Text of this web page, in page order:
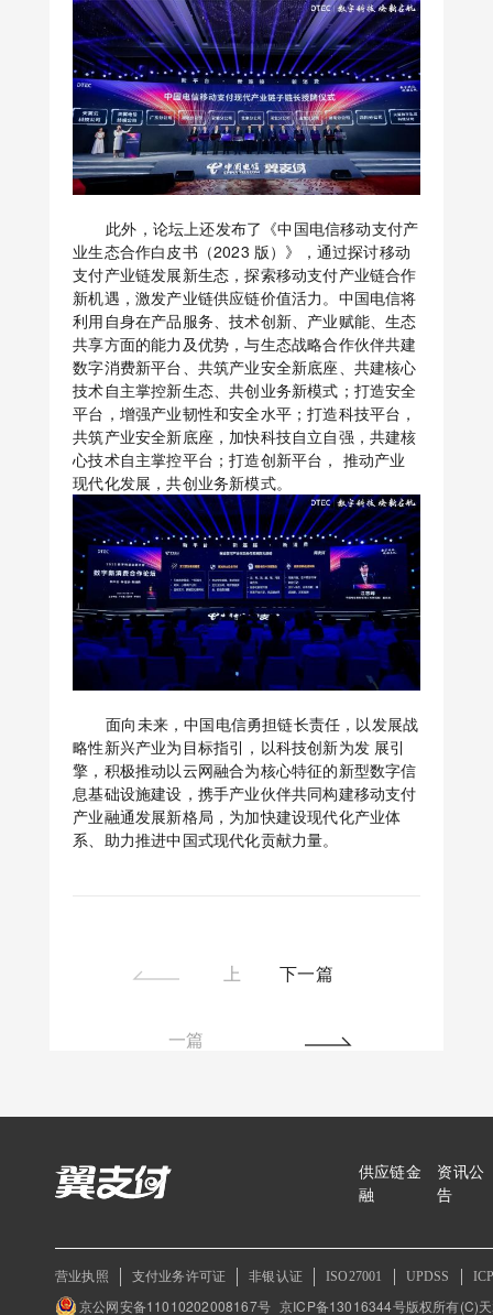
此外，论坛上还发布了《中国电信移动支付产
业生态合作白皮书（2023 版）》，通过探讨移动
支付产业链发展新生态，探索移动支付产业链合作
新机遇，激发产业链供应链价值活力。中国电信将
利用自身在产品服务、技术创新、产业赋能、生态
共享方面的能力及优势，与生态战略合作伙伴共建
数字消费新平台、共筑产业安全新底座、共建核心
技术自主掌控新生态、共创业务新模式；打造安全
平台，增强产业韧性和安全水平；打造科技平台，
共筑产业安全新底座，加快科技自立自强，共建核
心技术自主掌控平台；打造创新平台， 推动产业
现代化发展，共创业务新模式。
面向未来，中国电信勇担链长责任，以发展战
略性新兴产业为目标指引，以科技创新为发 展引
擎，积极推动以云网融合为核心特征的新型数字信
息基础设施建设，携手产业伙伴共同构建移动支付
产业融通发展新格局，为加快建设现代化产业体
系、助力推进中国式现代化贡献力量。
上
一篇
下一篇
供应链金
融
资讯公
告
营业执照 支付业务许可证 非银认证 ISO27001 UPDSS
京公网安备11010202008167号 京ICP备13016344号版权所有(C)